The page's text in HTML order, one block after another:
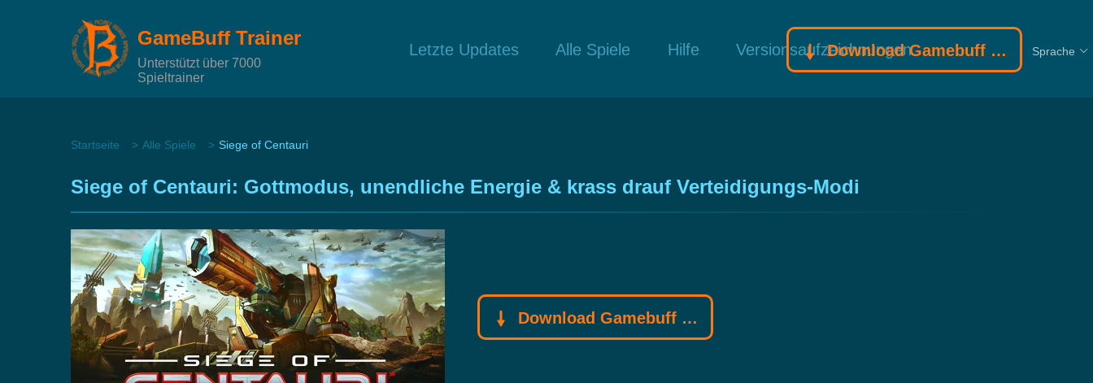
GameBuff Trainer
Unterstützt über 7000
Spieltrainer
Letzte Updates Alle Spiele Hilfe Versionsaufzeichnungen
Download Gamebuff Trainer Sprache
Startseite Alle Spiele Siege of Centauri
Siege of Centauri: Gottmodus, unendliche Energie & krass drauf Verteidigungs-Modi
Download Gamebuff Trainer